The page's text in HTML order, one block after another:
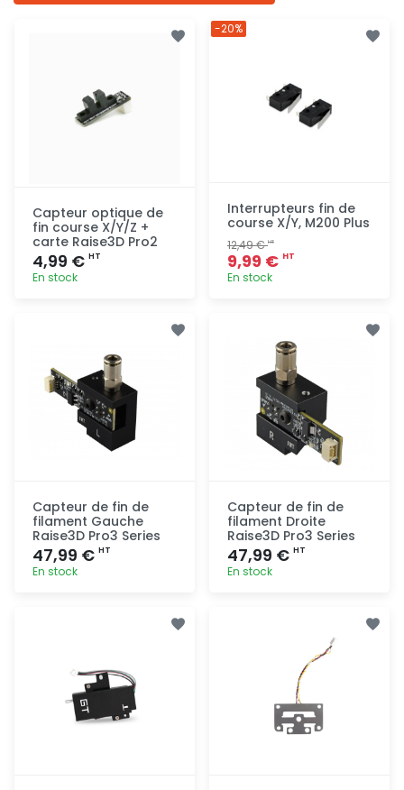
Capteur optique de
fin course X/Y/Z +
carte Raise3D Pro2
4,99 € HT
En stock
Interrupteurs fin de
course X/Y, M200 Plus
12,49 €HT
9,99 € HT
En stock
-20%
Capteur de fin de
filament Gauche
Raise3D Pro3 Series
47,99 € HT
En stock
Capteur de fin de
filament Droite
Raise3D Pro3 Series
47,99 € HT
En stock